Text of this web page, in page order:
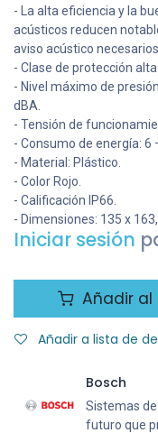
- La alta eficiencia y la
acústicos reducen
aviso acústico necesarios.
- Clase de protección
- Nivel máximo de
dBA.
- Tensión de
- Consumo de energía: 6
- Material: Plástico.
- Color Rojo.
- Calificación IP66.
- Dimensiones: 135 x
Iniciar sesión
Añadir
Añadir a lista de
Bosch
Sistemas
futuro que